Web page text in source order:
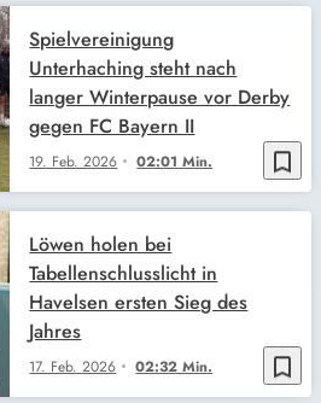
bookmark_border
19. Feb. 2026 02:01 Min.
Spielvereinigung
Unterhaching steht nach
langer Winterpause vor Derby
gegen FC Bayern II
bookmark_border
17. Feb. 2026 02:32 Min.
Löwen holen bei
Tabellenschlusslicht in
Havelsen ersten Sieg des
Jahres